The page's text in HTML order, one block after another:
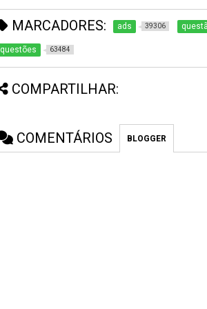
MARCADORES: ads 39306
questões 63484
COMPARTILHAR:
COMENTÁRIOS BLOGGER